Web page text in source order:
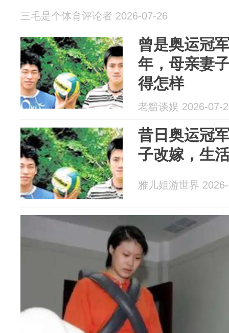
三毛是个体育评论者 2026-07-26
曾是奥运冠
年，母亲妻
得怎样
老黯谈娱 2026-07-
昔日奥运冠
子改嫁，生
雅儿姐游世界